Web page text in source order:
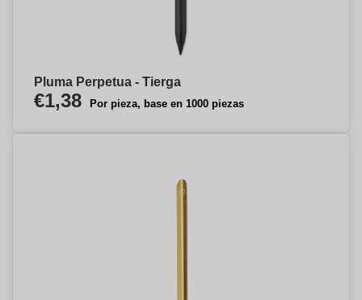
Pluma Perpetua - Tierga
€1,38 Por pieza, base en 1000 piezas